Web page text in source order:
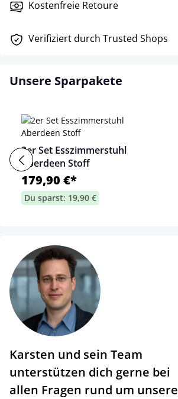
Kostenfreie Retoure
Verifiziert durch Trusted Shops
Unsere Sparpakete
2er Set Esszimmerstuhl
Aberdeen Stoff
179,90 €*
Du sparst: 19,90 €
Karsten und sein Team
unterstützen dich gerne bei
allen Fragen rund um unsere